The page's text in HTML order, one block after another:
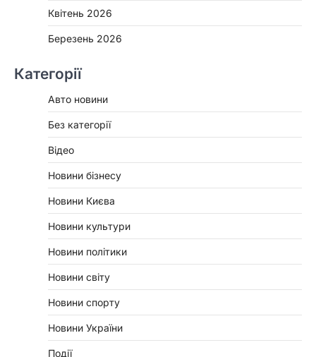
Квітень 2026
Березень 2026
Категорії
Авто новини
Без категорії
Відео
Новини бізнесу
Новини Києва
Новини культури
Новини політики
Новини світу
Новини спорту
Новини України
Події